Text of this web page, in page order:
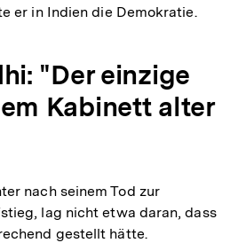
er in Indien die Demokratie.
"Der einzige
Kabinett alter
nach seinem Tod zur
lag nicht etwa daran, dass
gestellt hätte.